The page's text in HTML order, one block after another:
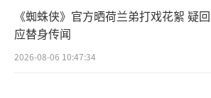
《蜘蛛侠》官方晒荷兰弟打戏花絮 疑回
应替身传闻
2026-08-06 10:47:34